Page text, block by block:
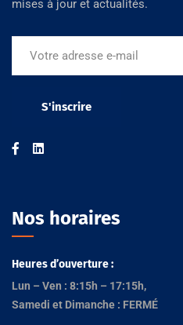
mises à jour et actualités.
Nos horaires
Heures d’ouverture :
Lun – Ven : 8:15h – 17:15h,
Samedi et Dimanche : FERMÉ